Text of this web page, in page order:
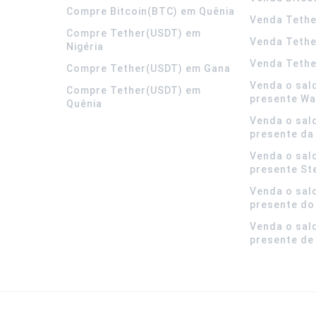
Compre Bitcoin(BTC) em Quênia
Compre Tether(USDT) em
Nigéria
Compre Tether(USDT) em Gana
Compre Tether(USDT) em
Quênia
Venda
Venda
Venda
Venda o
presente
Venda o
presente da
Venda o
presente
Venda o
presente
Venda o
presente de